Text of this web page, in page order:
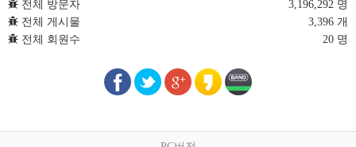
전체 방문자
3,196,292 명
전체 게시물
3,396 개
전체 회원수
20 명